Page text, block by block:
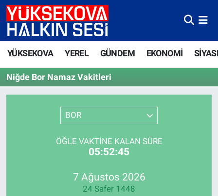
YÜKSEKOVA YEREL GÜNDEM EKONOMİ
Niğde Bor Namaz Vakitleri
BOR
ÖĞLE VAKTINE KALAN SÜRE
05:52:45
7 Ağustos 2026
24 Safer 1448
Yüksekova Nöbetçi Eczaneler
Yüksekova Trafik Yoğunluk Haritası
Süper Lig Puan Durumu ve Fikstür
Tüm Manşetler